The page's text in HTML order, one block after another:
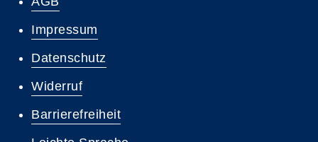
Impressum
Datenschutz
Widerruf
Barrierefreiheit